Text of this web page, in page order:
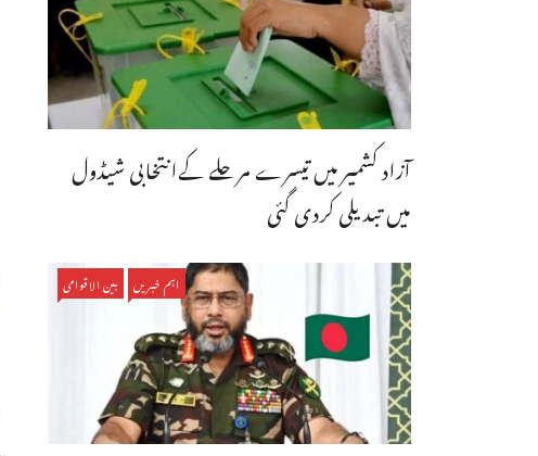
آزاد کشمیر میں تیسرے مرحلے کےانتخابی شیڈول
میں تبدیلی کردی گئی
اہم خبریں بین الاقوامی